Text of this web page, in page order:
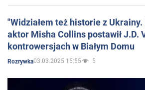
"Widziałem też historie z
aktor Misha Collins postawił J.D.
kontrowersjach w Białym Domu
Rozrywka03.03.2025 15:55 5